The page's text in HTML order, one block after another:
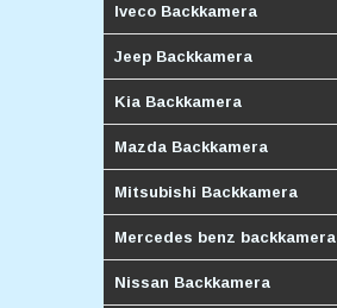
Iveco Backkamera
Jeep Backkamera
Kia Backkamera
Mazda Backkamera
Mitsubishi Backkamera
Mercedes benz backkamera
Nissan Backkamera